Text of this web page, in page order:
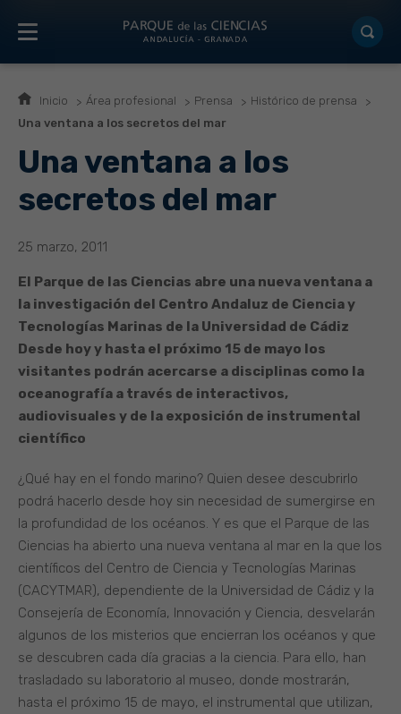
Inicio Área profesional Prensa
Histórico de prensa
Una ventana a los secretos del mar
Una ventana a los
secretos del mar
25 marzo, 2011
El Parque de las Ciencias abre una nueva ventana a
la investigación del Centro Andaluz de Ciencia y
Tecnologías Marinas de la Universidad de Cádiz
Desde hoy y hasta el próximo 15 de mayo los
visitantes podrán acercarse a disciplinas como la
oceanografía a través de interactivos,
audiovisuales y de la exposición de instrumental
científico
¿Qué hay en el fondo marino? Quien desee descubrirlo
podrá hacerlo desde hoy sin necesidad de sumergirse en
la profundidad de los océanos. Y es que el Parque de las
Ciencias ha abierto una nueva ventana al mar en la que los
científicos del Centro de Ciencia y Tecnologías Marinas
(CACYTMAR), dependiente de la Universidad de Cádiz y la
Consejería de Economía, Innovación y Ciencia, desvelarán
algunos de los misterios que encierran los océanos y que
se descubren cada día gracias a la ciencia. Para ello, han
trasladado su laboratorio al museo, donde mostrarán,
hasta el próximo 15 de mayo, el instrumental que utilizan,